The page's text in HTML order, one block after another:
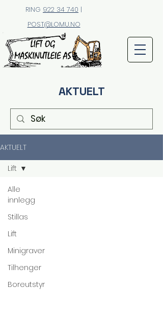
RING 922 34 740 |
POST@LOMU.NO
AKTUELT
AKTUELT
Alle
innlegg
Stillas
Lift
Minigraver
Tilhenger
Boreutstyr
Lift